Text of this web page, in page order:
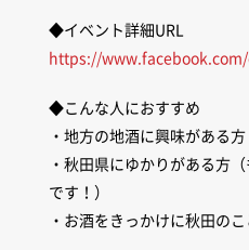
◆イベント詳細URL
https://
◆こんな人におすすめ
・地方の地酒に興味がある方
・秋田県にゆかりがある方
です！）
・お酒をきっかけに秋田の